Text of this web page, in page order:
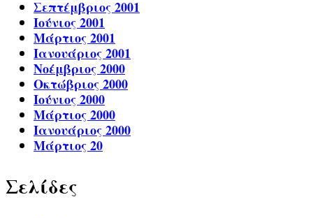
Σεπτέμβριος 2001
Ιούνιος 2001
Μάρτιος 2001
Ιανουάριος 2001
Νοέμβριος 2000
Οκτώβριος 2000
Ιούνιος 2000
Μάρτιος 2000
Ιανουάριος 2000
Μάρτιος 20
Σελίδες